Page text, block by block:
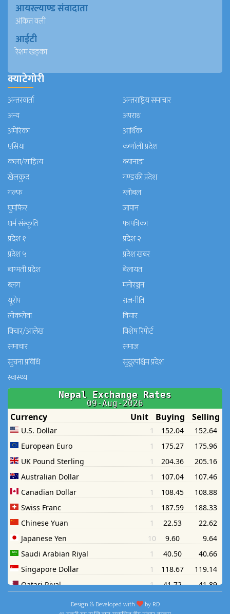
आयरल्याण्ड संवादाता
अंकित वली
आईटी
रेशम खड्का
क्याटेगोरी
अन्तरवार्ता
अन्तराष्ट्रिय समाचार
अन्य
अपराध
अमेरिका
आर्थिक
एसिया
कर्णाली प्रदेश
कला/साहित्य
क्यानाडा
खेलकुद
गण्डकी प्रदेश
गल्फ
ग्लोबल
घुमफिर
जापान
धर्म संस्कृति
पत्रपत्रिका
प्रदेश १
प्रदेश २
प्रदेश ५
प्रदेश खबर
बाग्मती प्रदेश
बेलायत
ब्लग
मनाेरञ्जन
यूरोप
राजनीति
लोकसेवा
विचार
विचार/आलेख
विशेष रिपोर्ट
समाचार
समाज
सुचना प्रविधि
सुदूरपश्चिम प्रदेश
स्वास्थ्य
Design & Developed with byRD